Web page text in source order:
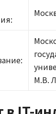
М.В.